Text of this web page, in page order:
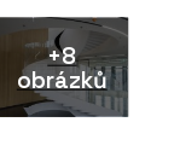
+8
obrázků